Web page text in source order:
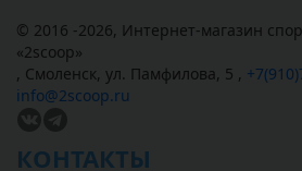
© 2016 -2026, Интернет-магазин
«2scoop»
, Смоленск, ул. Памфилова, 5 ,
info@2scoop.ru
КОНТАКТЫ